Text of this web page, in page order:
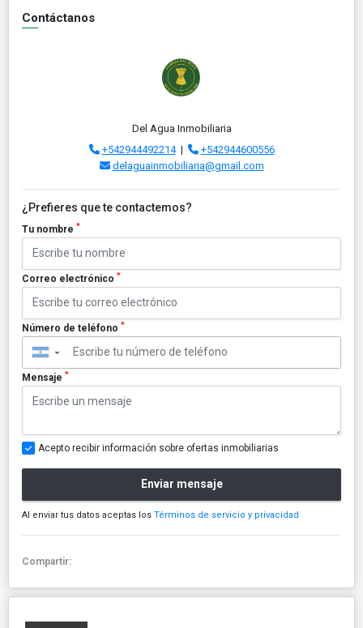
Contáctanos
Del Agua Inmobiliaria
+542944492214|
+542944600556
delaguainmobiliaria@gmail.com
¿Prefieres que te contactemos?
Tu nombre *
Correo electrónico *
Número de teléfono *
▼
Mensaje *
Acepto recibir información sobre ofertas inmobiliarias
Enviar mensaje
Al enviar tus datos aceptas los Términos de servicio y privacidad
Compartir: